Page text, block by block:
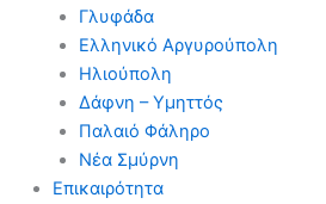
Γλυφάδα
Ελληνικό Αργυρούπολη
Ηλιούπολη
Δάφνη – Υμηττός
Παλαιό Φάληρο
Νέα Σμύρνη
Επικαιρότητα